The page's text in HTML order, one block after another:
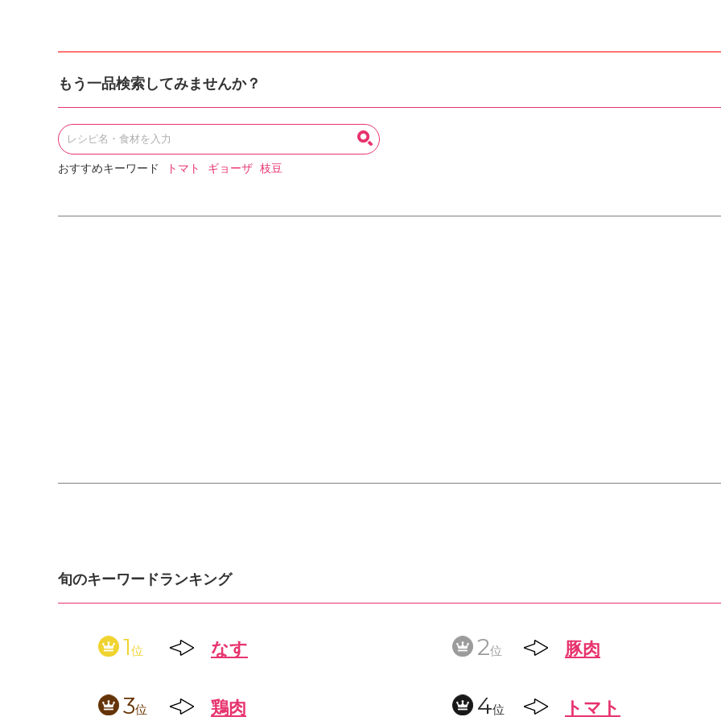
もう一品検索してみませんか？
おすすめキーワード トマト ギョーザ 枝豆
旬のキーワードランキング
1位 なす 2位 豚肉
3位 鶏肉 4位 トマト